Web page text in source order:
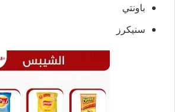
باونتي
سنيكرز